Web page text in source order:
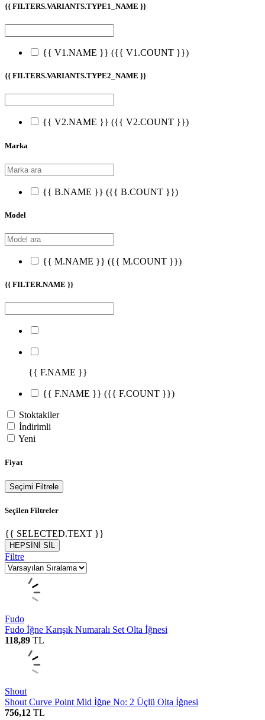
{{ FILTERS.VARIANTS.TYPE1_NAME }}
{{ V1.NAME }} ({{ V1.COUNT }})
{{ FILTERS.VARIANTS.TYPE2_NAME }}
{{ V2.NAME }} ({{ V2.COUNT }})
Marka
{{ B.NAME }} ({{ B.COUNT }})
Model
{{ M.NAME }} ({{ M.COUNT }})
{{ FILTER.NAME }}
{{ F.NAME }}
{{ F.NAME }} ({{ F.COUNT }})
Stoktakiler
İndirimli
Yeni
Fiyat
Seçimi Filtrele
Seçilen Filtreler
{{ SELECTED.TEXT }}
HEPSİNİ SİL
Filtre
Fudo
Fudo İğne Karışık Numaralı Set Olta İğnesi
118,89 TL
Shout
Shout Curve Point Mid İğne No: 2 Üçlü Olta İğnesi
756,12 TL